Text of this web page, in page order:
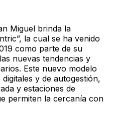
Miguel brinda la
la cual se ha venido
como parte de su
nuevas tendencias y
Este nuevo modelo
y de autogestión,
y estaciones de
permiten la cercanía con